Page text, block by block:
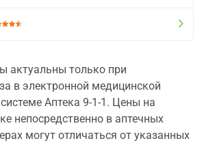
актуальны только при
в электронной медицинской
Аптека 9-1-1. Цены на
непосредственно в аптечных
могут отличаться от указанных